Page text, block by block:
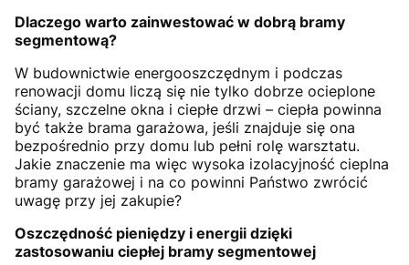
Dlaczego warto zainwestować w dobrą bramy
segmentową?
W budownictwie energooszczędnym i podczas
renowacji domu liczą się nie tylko dobrze ocieplone
ściany, szczelne okna i ciepłe drzwi – ciepła powinna
być także brama garażowa, jeśli znajduje się ona
bezpośrednio przy domu lub pełni rolę warsztatu.
Jakie znaczenie ma więc wysoka izolacyjność cieplna
bramy garażowej i na co powinni Państwo zwrócić
uwagę przy jej zakupie?
Oszczędność pieniędzy i energii dzięki
zastosowaniu ciepłej bramy segmentowej